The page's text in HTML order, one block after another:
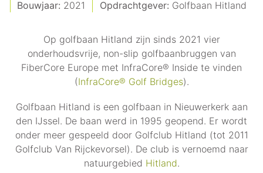
Bouwjaar: 2021 Opdrachtgever: Golfbaan Hitland
Op golfbaan Hitland zijn sinds 2021 vier
onderhoudsvrije, non-slip golfbaanbruggen van
FiberCore Europe met InfraCore® Inside te vinden
(InfraCore® Golf Bridges).
Golfbaan Hitland is een golfbaan in Nieuwerkerk aan
den IJssel. De baan werd in 1995 geopend. Er wordt
onder meer gespeeld door Golfclub Hitland (tot 2011
Golfclub Van Rijckevorsel). De club is vernoemd naar
natuurgebied Hitland.